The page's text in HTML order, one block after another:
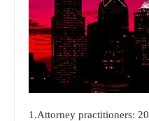
1.Attorney practitioners: